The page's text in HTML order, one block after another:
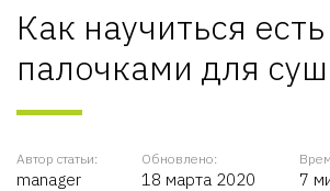
Как научиться есть
палочками для
Автор статьи:
manager
Обновлено:
18 марта 2020 7